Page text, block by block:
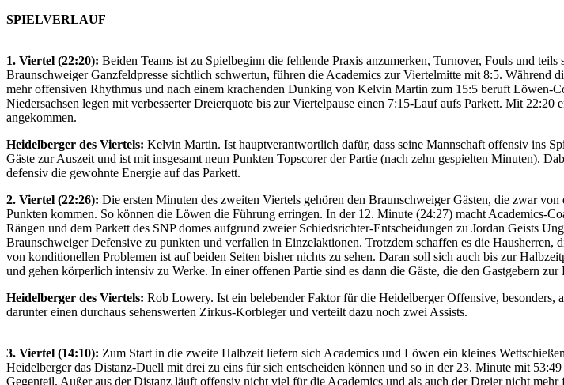
SPIELVERLAUF
1. Viertel (22:20): Beiden Teams ist zu Spielbeginn die fehlende Praxis anzumerken, Turnover, Fouls und
Braunschweiger Ganzfeldpresse sichtlich schwertun, führen die Academics zur Viertelmitte mit 8:5. Während
mehr offensiven Rhythmus und nach einem krachenden Dunking von Kelvin Martin zum 15:5 beruft Löwen-
Niedersachsen legen mit verbesserter Dreierquote bis zur Viertelpause einen 7:15-Lauf aufs Parkett. Mit
angekommen.
Heidelberger des Viertels: Kelvin Martin. Ist hauptverantwortlich dafür, dass seine Mannschaft offensiv ins
Gäste zur Auszeit und ist mit insgesamt neun Punkten Topscorer der Partie (nach zehn gespielten Minuten).
defensiv die gewohnte Energie auf das Parkett.
2. Viertel (22:26): Die ersten Minuten des zweiten Viertels gehören den Braunschweiger Gästen, die zwar
Punkten kommen. So können die Löwen die Führung erringen. In der 12. Minute (24:27) macht Academics-
Rängen und dem Parkett des SNP domes aufgrund zweier Schiedsrichter-Entscheidungen zu Jordan Geists
Braunschweiger Defensive zu punkten und verfallen in Einzelaktionen. Trotzdem schaffen es die Hausherren,
von konditionellen Problemen ist auf beiden Seiten bisher nichts zu sehen. Daran soll sich auch bis zur
und gehen körperlich intensiv zu Werke. In einer offenen Partie sind es dann die Gäste, die den Gastgebern
Heidelberger des Viertels: Rob Lowery. Ist ein belebender Faktor für die Heidelberger Offensive,
darunter einen durchaus sehenswerten Zirkus-Korbleger und verteilt dazu noch zwei Assists.
3. Viertel (14:10): Zum Start in die zweite Halbzeit liefern sich Academics und Löwen ein kleines
Heidelberger das Distanz-Duell mit drei zu eins für sich entscheiden können und so in der 23. Minute mit
Gegenteil. Außer aus der Distanz läuft offensiv nicht viel für die Academics und als auch der Dreier nicht